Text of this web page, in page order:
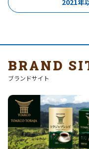
2021年
BRAND
ブランドサイト